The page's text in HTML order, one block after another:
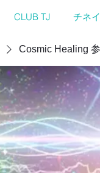
CLUB TJ チネ
Cosmic Healing